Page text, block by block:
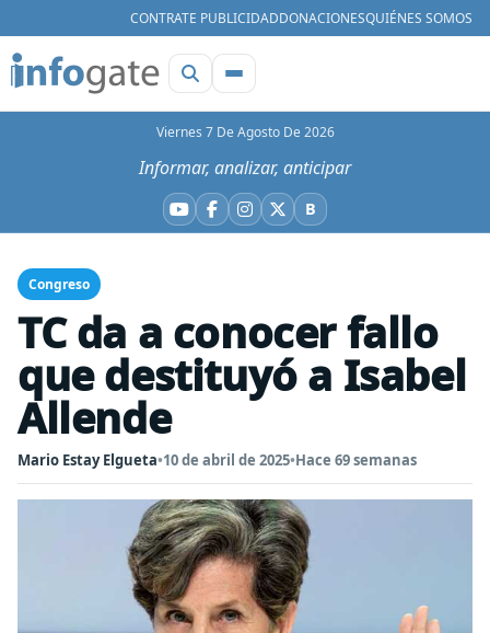
CONTRATE PUBLICIDADDONACIONESQUIÉNES SOMOS
Viernes 7 De Agosto De 2026
Informar, analizar, anticipar
YouTube
Facebook
Instagram
X BBluesky
Congreso
TC da a conocer fallo
que destituyó a Isabel
Allende
Mario Estay Elgueta•10 de abril de 2025•Hace 69 semanas